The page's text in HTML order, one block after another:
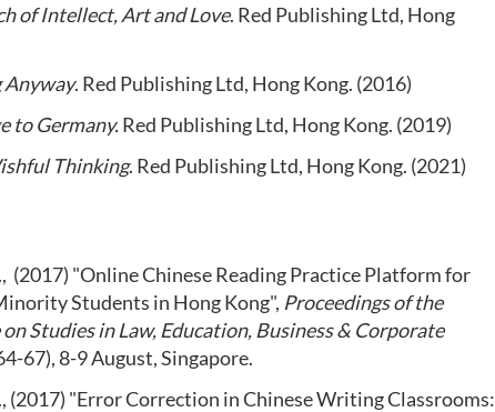
of Intellect, Art and Love. Red Publishing Ltd, Hong
Anyway. Red Publishing Ltd, Hong Kong. (2016)
to Germany.Red Publishing Ltd, Hong Kong. (2019)
Thinking. Red Publishing Ltd, Hong Kong. (2021)
(2017) "Online Chinese Reading Practice Platform for
Students in Hong Kong", Proceedings of the
Studies in Law, Education, Business & Corporate
67), 8-9 August, Singapore.
(2017) "Error Correction in Chinese Writing Classrooms: